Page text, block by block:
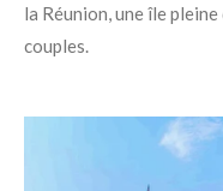
la Réunion, une île
couples.